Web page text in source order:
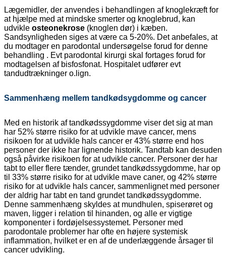
Lægemidler, der anvendes i behandlingen af knoglekræft for
at hjælpe med at mindske smerter og knoglebrud, kan
udvikle osteonekrose (knoglen dør) i kæben.
Sandsynligheden siges at være ca 5-20%. Det anbefales, at
du modtager en parodontal undersøgelse forud for denne
behandling . Evt parodontal kirurgi skal fortages forud for
modtagelsen af bisfosfonat. Hospitalet udfører evt
tandudtrækninger o.lign.
Sammenhæng mellem tandkødsygdomme og cancer
Med en historik af tandkødssygdomme viser det sig at man
har 52% større risiko for at udvikle mave cancer, mens
risikoen for at udvikle hals cancer er 43% større end hos
personer der ikke har lignende historik. Tandtab kan desuden
også påvirke risikoen for at udvikle cancer. Personer der har
tabt to eller flere tænder, grundet tandkødssygdomme, har op
til 33% større risiko for at udvikle mave caner, og 42% større
risiko for at udvikle hals cancer, sammenlignet med personer
der aldrig har tabt en tand grundet tandkødssygdomme.
Denne sammenhæng skyldes at mundhulen, spiserøret og
maven, ligger i relation til hinanden, og alle er vigtige
komponenter i fordøjelsessystemet. Personer med
parodontale problemer har ofte en højere systemisk
inflammation, hvilket er en af de underlæggende årsager til
cancer udvikling.